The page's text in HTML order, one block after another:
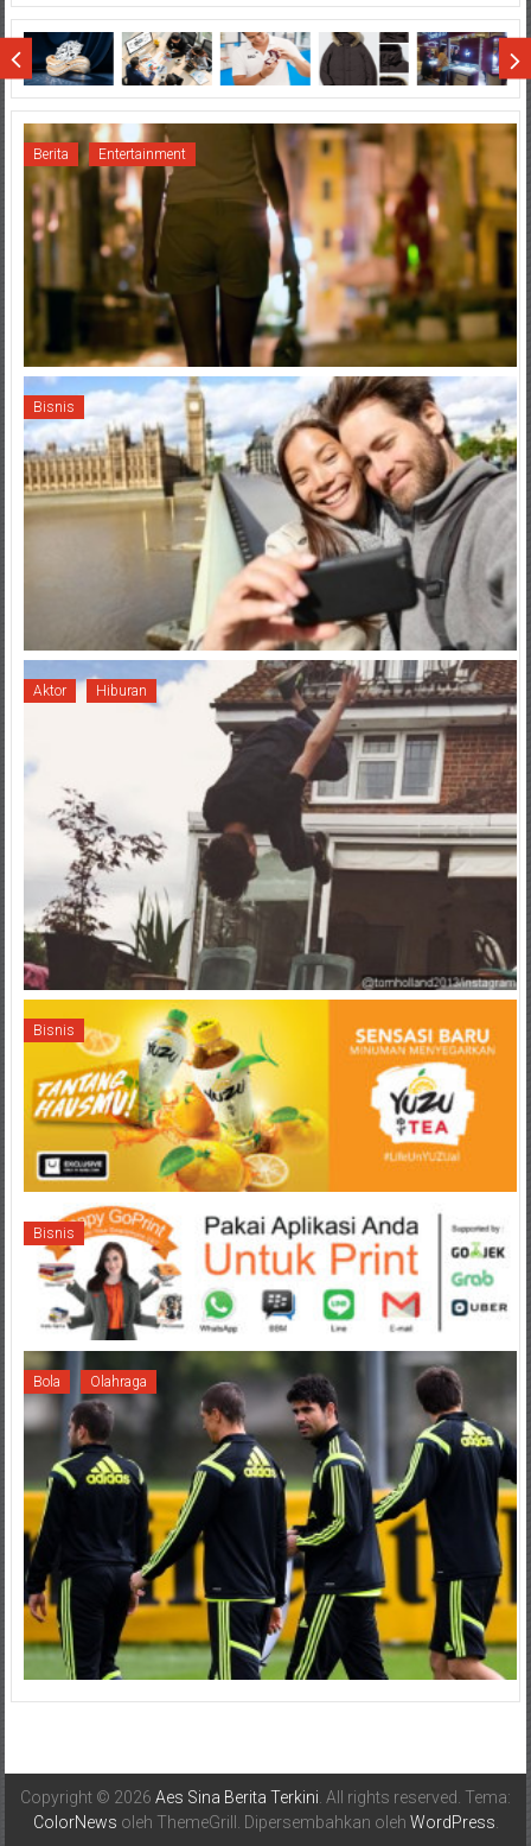
di
Wisata
Sumatera
Berita Entertainment
Bisnis
Aktor Hiburan
Bisnis
Bisnis
Bola Olahraga
Copyright © 2026 Aes Sina Berita Terkini. All rights reserved. Tema:
ColorNews oleh ThemeGrill. Dipersembahkan oleh WordPress.